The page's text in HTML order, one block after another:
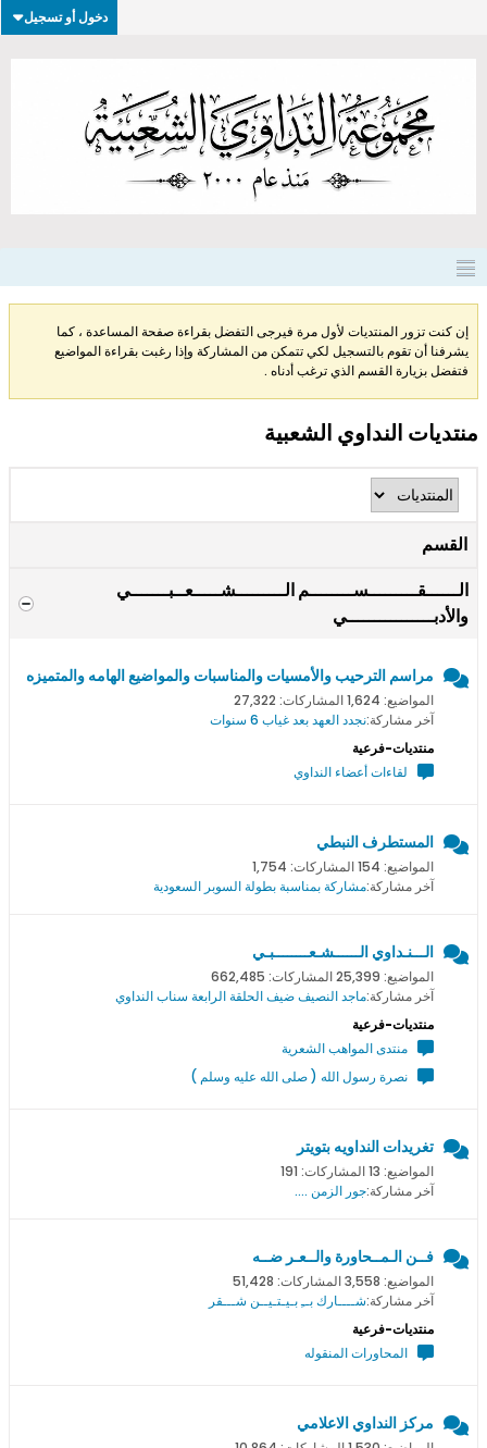
دخول أو تسجيل
إن كنت تزور المنتديات لأول مرة فيرجى التفضل بقراءة صفحة المساعدة ، كما
يشرفنا أن تقوم بالتسجيل لكي تتمكن من المشاركة وإذا رغبت بقراءة المواضيع
فتفضل بزيارة القسم الذي ترغب أدناه .
منتديات النداوي الشعبية
القسم
الــــــقـــــــــســــــــم الـــــــــشـــــعــبـــــــي
والأدبــــــــــــــــي
مراسم الترحيب والأمسيات والمناسبات والمواضيع الهامه والمتميزه
المواضيع: 1,624 المشاركات: 27,322
آخر مشاركة:نجدد العهد بعد غياب 6 سنوات
منتديات-فرعية
لقاءات أعضاء النداوي
المستطرف النبطي
المواضيع: 154 المشاركات: 1,754
آخر مشاركة:مشاركة بمناسبة بطولة السوبر السعودية
الـــنـداوي الــــــشـعــــــــبـي
المواضيع: 25,399 المشاركات: 662,485
آخر مشاركة:ماجد النصيف ضيف الحلقة الرابعة سناب النداوي
منتديات-فرعية
منتدى المواهب الشعرية
نصرة رسول الله ( صلى الله عليه وسلم )
تغريدات النداويه بتويتر
المواضيع: 13 المشاركات: 191
آخر مشاركة:جور الزمن ....
فــن الـمــحاورة والــعـر ضــه
المواضيع: 3,558 المشاركات: 51,428
آخر مشاركة:شــــارك بــِ بـيـتـيــن شـــقر
منتديات-فرعية
المحاورات المنقوله
مركز النداوي الاعلامي